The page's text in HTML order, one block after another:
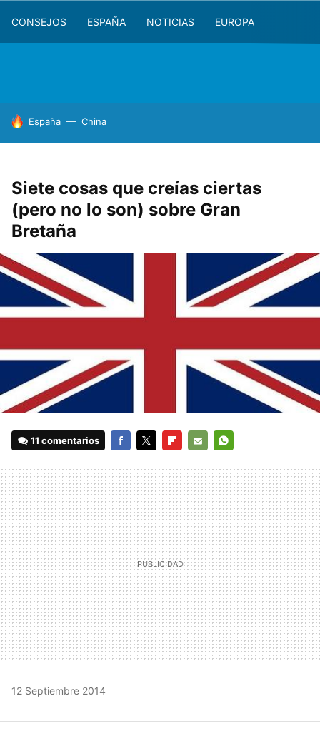
CONSEJOS ESPAÑA NOTICIAS EUROPA
HOY SE HABLA DE
España China
Siete cosas que creías ciertas
(pero no lo son) sobre Gran
Bretaña
11 comentarios
MAIL
12 Septiembre 2014